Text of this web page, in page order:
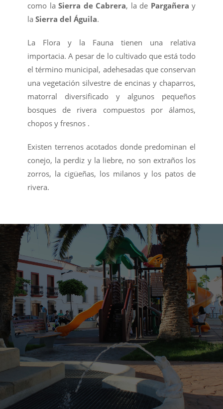
como la Sierra de Cabrera, la de Pargañera y
la Sierra del Águila.
La Flora y la Fauna tienen una relativa
importacia. A pesar de lo cultivado que está todo
el término municipal, adehesadas que conservan
una vegetación silvestre de encinas y chaparros,
matorral diversificado y algunos pequeños
bosques de rivera compuestos por álamos,
chopos y fresnos .
Existen terrenos acotados donde predominan el
conejo, la perdiz y la liebre, no son extraños los
zorros, la cigüeñas, los milanos y los patos de
rivera.